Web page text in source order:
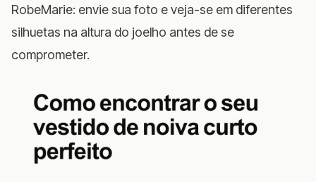
RobeMarie: envie sua foto e veja-se em diferentes
silhuetas na altura do joelho antes de se
comprometer.